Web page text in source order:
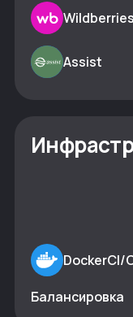
Wildberries
Assist
DockerCI/
Балансировка